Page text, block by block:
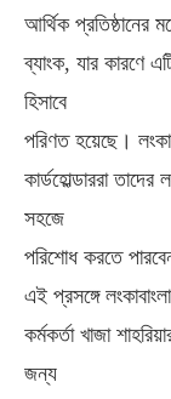
আর্থিক প্রতিষ্ঠানের
ব্যাংক, যার কারণে
হিসাবে
পরিণত হয়েছে।
কার্ডহোল্ডাররা
সহজে
পরিশোধ করতে
এই প্রসঙ্গে
কর্মকর্তা খাজা
জন্য